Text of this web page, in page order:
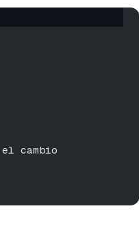
cambio